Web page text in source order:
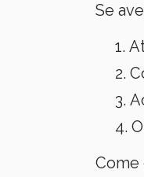
Se
Come